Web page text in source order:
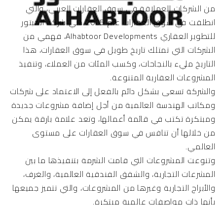
من الشركات العملاقة في سوق العقارات العربي، والتي
انطلقت في سوق العقارات عام 2005 هي شركة الحبتور
للتطوير العقاري Alhabtoor Developments، فهمي من
الشركات التي تمتلك تاريخ طويل في سوق العقارات، هذا
التاريخ مليء بالنجاحات، وكسب المئات من العملاء، وتنفيذ
المشروعات العقارية المتنوعة.
والشركة تسعى بشكل دائم بالفعل إلى الاعتماد على شركات
ومكاتب الهندسة العالمية من أجل إضافة مشروعات جديدة
ومبتكرة تكتب في قائمة أعمالها، وتعد علامة بارقة يمكن
من خلالها أن تنافس في سوق العقارات على مستوى
العالمي.
وتنوعت المشروعات التي قامت الشرمة بتنفيذها ما بين
المشرعات التجارية، والشقق الفندقية العالمية، والغرف،
والأبراج التجارية وغيرها من المشروعات، والتي تتميز جميعها
بأنها ذات مواصفات عالمية مبتكرة.